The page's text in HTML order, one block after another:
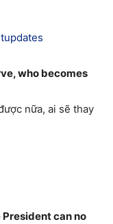
who becomes
nữa, ai sẽ thay
President can no